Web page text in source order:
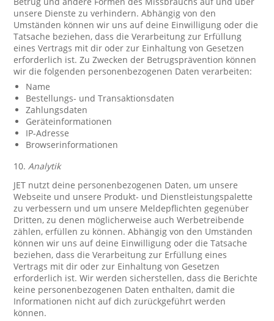
unsere Dienste zu verhindern. Abhängig von den
Umständen können wir uns auf deine Einwilligung oder die
Tatsache beziehen, dass die Verarbeitung zur Erfüllung
eines Vertrags mit dir oder zur Einhaltung von Gesetzen
erforderlich ist. Zu Zwecken der Betrugsprävention können
wir die folgenden personenbezogenen Daten verarbeiten:
Name
Bestellungs- und Transaktionsdaten
Zahlungsdaten
Geräteinformationen
IP-Adresse
Browserinformationen
10.Analytik
JET nutzt deine personenbezogenen Daten, um unsere
Webseite und unsere Produkt- und Dienstleistungspalette
zu verbessern und um unsere Meldepflichten gegenüber
Dritten, zu denen möglicherweise auch Werbetreibende
zählen, erfüllen zu können. Abhängig von den Umständen
können wir uns auf deine Einwilligung oder die Tatsache
beziehen, dass die Verarbeitung zur Erfüllung eines
Vertrags mit dir oder zur Einhaltung von Gesetzen
erforderlich ist. Wir werden sicherstellen, dass die Berichte
keine personenbezogenen Daten enthalten, damit die
Informationen nicht auf dich zurückgeführt werden
können.